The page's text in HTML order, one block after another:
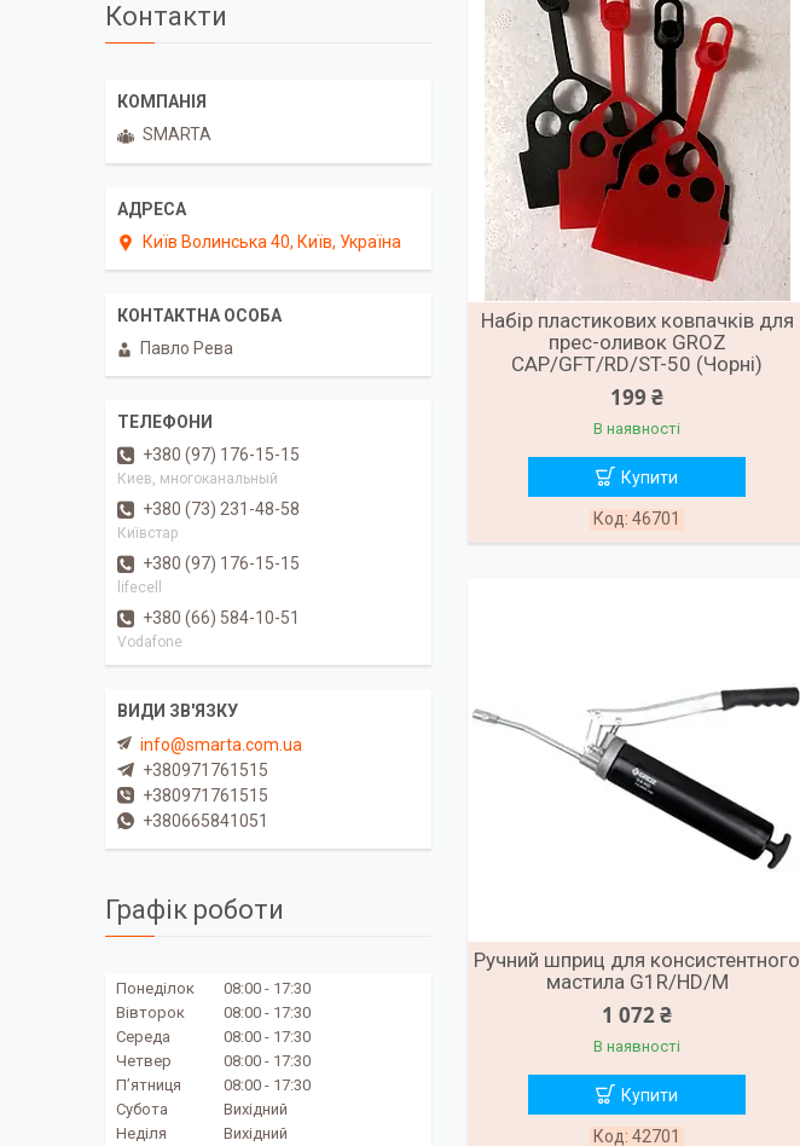
Набір пластикових ковпачків для
прес-оливок GROZ
CAP/GFT/RD/ST-50 (Чорні)
199 ₴
В наявності
Купити
46701
Ручний шприц для консистентного
мастила G1R/HD/M
1 072 ₴
В наявності
Купити
42701
Контакти
SMARTA
Київ Волинська 40, Київ, Україна
Павло Рева
+380 (97) 176-15-15
Киев, многоканальный
+380 (73) 231-48-58
Київстар
+380 (97) 176-15-15
lifecell
+380 (66) 584-10-51
Vodafone
info@smarta.com.ua
+380971761515
+380971761515
+380665841051
Графік роботи
Понеділок 08:00
17:30
Вівторок
08:00
17:30
Середа
08:00
17:30
Четвер
08:00
17:30
Пʼятниця
08:00
17:30
Субота
Вихідний
Неділя
Вихідний